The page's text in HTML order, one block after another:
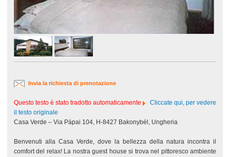
Invia la richiesta di prenotazione
Questo testo è stato tradotto automaticamente
Cliccate qui, per vedere
il testo originale
Casa Verde – Via Pápai 104, H-8427 Bakonybél, Ungheria
Benvenuti alla Casa Verde, dove la bellezza della natura incontra il
comfort del relax! La nostra guest house si trova nel pittoresco ambiente